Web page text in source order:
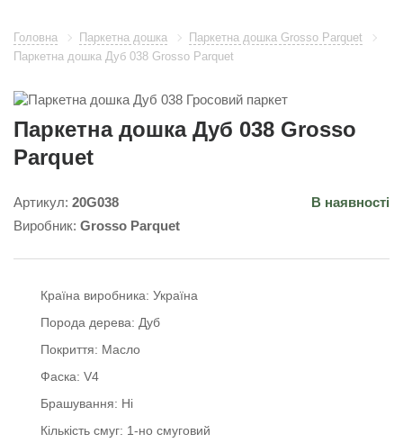
Головна Паркетна дошка
Паркетна дошка Grosso Parquet
Паркетна дошка Дуб 038 Grosso Parquet
Паркетна дошка Дуб 038 Grosso
Parquet
Артикул: 20G038
В наявності
Виробник: Grosso Parquet
Країна виробника: Україна
Порода дерева: Дуб
Покриття: Масло
Фаска: V4
Брашування: Ні
Кількість смуг: 1-но смуговий